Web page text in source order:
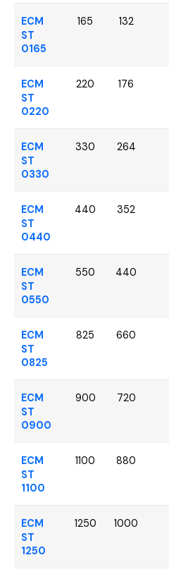
ECM
ST
0165
165 132
ECM
ST
0220
220 176
ECM
ST
0330
330 264
ECM
ST
0440
440 352
ECM
ST
0550
550 440
ECM
ST
0825
825 660
ECM
ST
0900
900 720
ECM
ST
1100
1100 880
ECM
ST
1250
1250 1000